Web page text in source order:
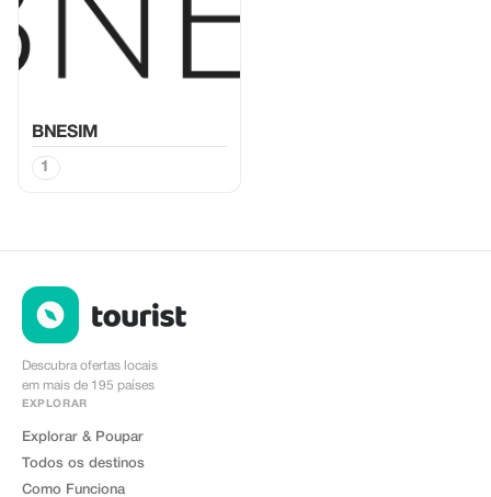
BNESIM
1
Descubra ofertas locais
em mais de 195 países
EXPLORAR
Explorar & Poupar
Todos os destinos
Como Funciona